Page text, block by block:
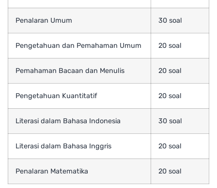
Penalaran Umum 30 soal
Pengetahuan dan Pemahaman Umum 20 soal
Pemahaman Bacaan dan Menulis 20 soal
Pengetahuan Kuantitatif 20 soal
Literasi dalam Bahasa Indonesia 30 soal
Literasi dalam Bahasa Inggris 20 soal
Penalaran Matematika 20 soal